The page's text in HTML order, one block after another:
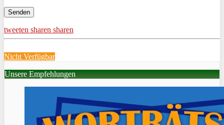
tweeten sharen sharen
Nicht Verfügbar
Unsere Empfehlungen